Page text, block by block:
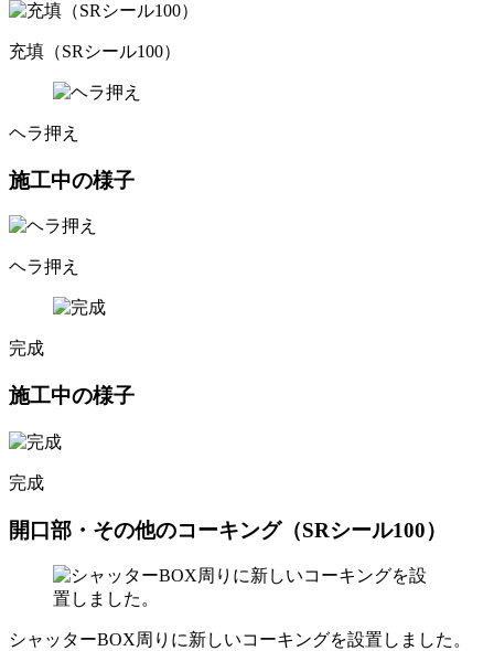
充填（SRシール100）
ヘラ押え
施工中の様子
ヘラ押え
完成
施工中の様子
完成
開口部・その他のコーキング（SRシール100）
シャッターBOX周りに新しいコーキングを設置しました。